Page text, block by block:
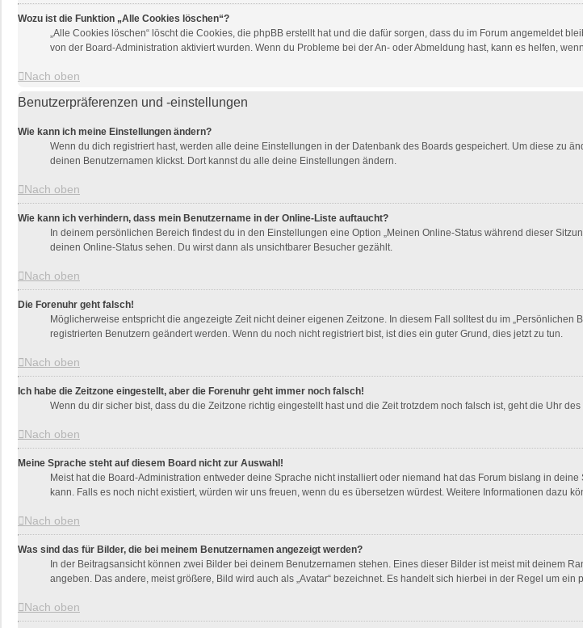
Wozu ist die Funktion „Alle Cookies löschen“?
„Alle Cookies löschen“ löscht die Cookies, die phpBB erstellt hat und die dafür sorgen, dass du im Forum angemeldet
von der Board-Administration aktiviert wurden. Wenn du Probleme bei der An- oder Abmeldung hast, kann es helfen,
Nach oben
Benutzerpräferenzen und -einstellungen
Wie kann ich meine Einstellungen ändern?
Wenn du dich registriert hast, werden alle deine Einstellungen in der Datenbank des Boards gespeichert. Um diese zu
deinen Benutzernamen klickst. Dort kannst du alle deine Einstellungen ändern.
Nach oben
Wie kann ich verhindern, dass mein Benutzername in der Online-Liste auftaucht?
In deinem persönlichen Bereich findest du in den Einstellungen eine Option „Meinen Online-Status während dieser
deinen Online-Status sehen. Du wirst dann als unsichtbarer Besucher gezählt.
Nach oben
Die Forenuhr geht falsch!
Möglicherweise entspricht die angezeigte Zeit nicht deiner eigenen Zeitzone. In diesem Fall solltest du im
registrierten Benutzern geändert werden. Wenn du noch nicht registriert bist, ist dies ein guter Grund, dies jetzt zu tun.
Nach oben
Ich habe die Zeitzone eingestellt, aber die Forenuhr geht immer noch falsch!
Wenn du dir sicher bist, dass du die Zeitzone richtig eingestellt hast und die Zeit trotzdem noch falsch ist, geht die Uhr
Nach oben
Meine Sprache steht auf diesem Board nicht zur Auswahl!
Meist hat die Board-Administration entweder deine Sprache nicht installiert oder niemand hat das Forum bislang in
kann. Falls es noch nicht existiert, würden wir uns freuen, wenn du es übersetzen würdest. Weitere Informationen dazu
Nach oben
Was sind das für Bilder, die bei meinem Benutzernamen angezeigt werden?
In der Beitragsansicht können zwei Bilder bei deinem Benutzernamen stehen. Eines dieser Bilder ist meist mit deinem
angeben. Das andere, meist größere, Bild wird auch als „Avatar“ bezeichnet. Es handelt sich hierbei in der Regel um
Nach oben